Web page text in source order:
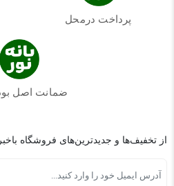
پرداخت درمحل
ضمانت اصل
از تخفیف‌ها و جدیدترین‌های فروشگاه